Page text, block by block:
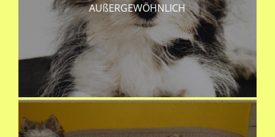
AUßERGEWÖHNLICH